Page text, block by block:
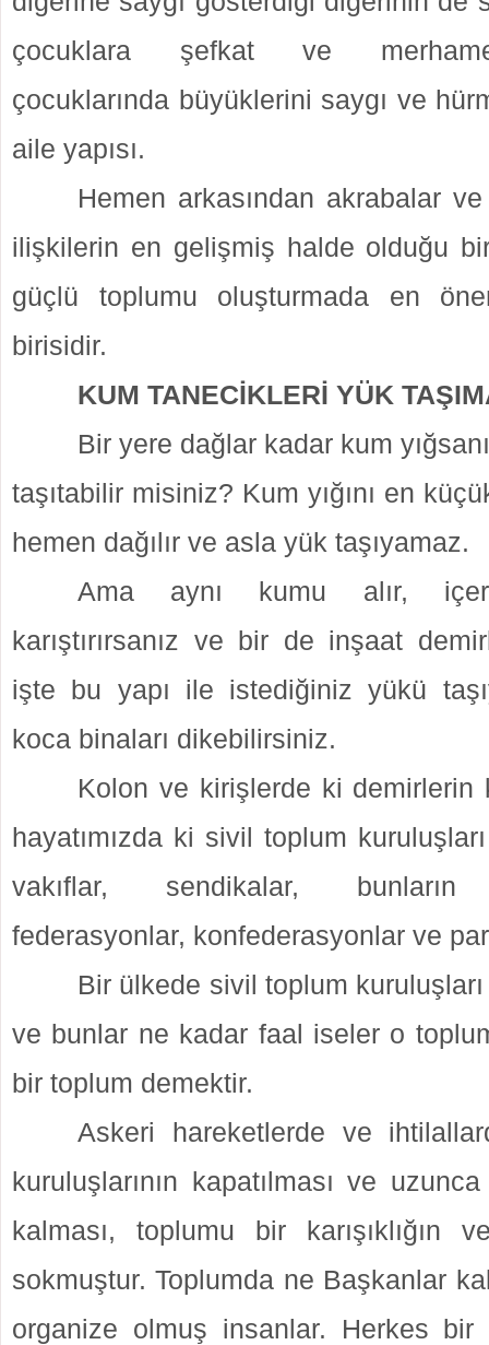
çocuklara şefkat ve
çocuklarında büyüklerini saygı ve
aile yapısı.
Hemen arkasından akrabalar
ilişkilerin en gelişmiş halde olduğu
güçlü toplumu oluşturmada en
birisidir.
KUM TANECİKLERİ YÜK
Bir yere dağlar kadar kum
taşıtabilir misiniz? Kum yığını en
hemen dağılır ve asla yük taşıyamaz.
Ama aynı kumu alır,
karıştırırsanız ve bir de inşaat
işte bu yapı ile istediğiniz yükü
koca binaları dikebilirsiniz.
Kolon ve kirişlerde ki demirlerin
hayatımızda ki sivil toplum
vakıflar, sendikalar, bunların
federasyonlar, konfederasyonlar ve
Bir ülkede sivil toplum
ve bunlar ne kadar faal iseler o
bir toplum demektir.
Askeri hareketlerde ve
kuruluşlarının kapatılması ve
kalması, toplumu bir karışıklığın
sokmuştur. Toplumda ne Başkanlar
organize olmuş insanlar. Herkes bir